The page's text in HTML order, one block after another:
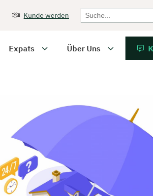
Kunde werden
Expats Über Uns